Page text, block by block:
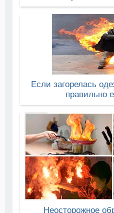
Если загорелась
правильно
Неосторожное